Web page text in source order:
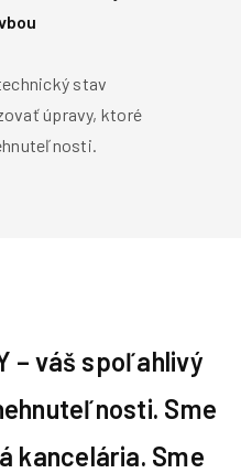
stav
úpravy, ktoré
– váš spoľahlivý
Sme
kancelária. Sme